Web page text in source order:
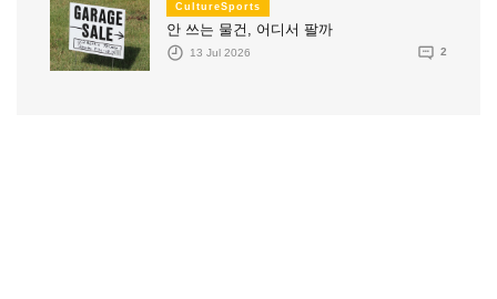
CultureSports
안 쓰는 물건, 어디서 팔까
13 Jul 2026 2